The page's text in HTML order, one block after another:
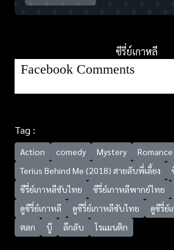
ซีรี่ย์เกาหลี
Facebook Comments
Tag :
Action comedy Mystery
Romance
Terius Behind Me (2018) สายลับพี่เลี้ยง
ซีรี่ย์เกาหลีซับไทย
ซีรี่ย์เกาหลีพากย์ไทย
ดูซีรี่ย์เกาหลี
ดูซีรี่ย์เกาหลีซับไทย
ดูซีรี่ย์
ตลก
บู๊ ลึกลับ โรแมนติก